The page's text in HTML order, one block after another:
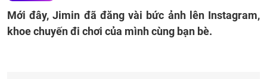
Mới đây, Jimin đã đăng vài bức ảnh lên Instagram,
khoe chuyến đi chơi của mình cùng bạn bè.